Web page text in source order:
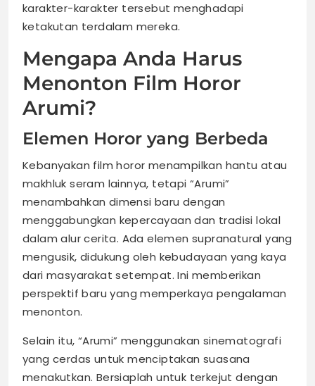
karakter-karakter tersebut menghadapi
ketakutan terdalam mereka.
Mengapa Anda Harus
Menonton Film Horor
Arumi?
Elemen Horor yang Berbeda
Kebanyakan film horor menampilkan hantu atau
makhluk seram lainnya, tetapi “Arumi”
menambahkan dimensi baru dengan
menggabungkan kepercayaan dan tradisi lokal
dalam alur cerita. Ada elemen supranatural yang
mengusik, didukung oleh kebudayaan yang kaya
dari masyarakat setempat. Ini memberikan
perspektif baru yang memperkaya pengalaman
menonton.
Selain itu, “Arumi” menggunakan sinematografi
yang cerdas untuk menciptakan suasana
menakutkan. Bersiaplah untuk terkejut dengan